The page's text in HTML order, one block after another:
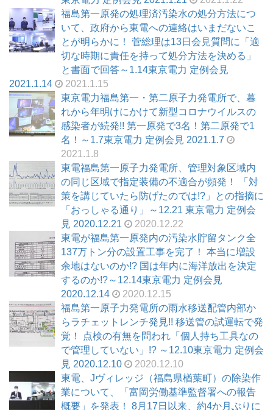
福島第一原発の処理済汚染水の処分方法につ
いて、政府から東電への連絡はいまだないこ
とが明らかに！ 菅総理は13日会見質問に「適
切な時期に責任を持って処分方法を決める」
と書面で回答～1.14東京電力 定例会見
2021.1.14
2021.1.15
東京電力福島第一・第二原子力発電所で、暮
れから年明けにかけて新型コロナウイルスの
感染者が続発!! 第一原発で3名！第二原発で1
名！～1.7東京電力 定例会見 2021.1.7
2021.1.8
東電福島第一原子力発電所、管理対象区域内
の同じ区域で指定装備の不適合が頻発！ 「対
策を講じていたら防げたのでは!?」との指摘に
「おっしゃる通り」～12.21 東京電力 定例会
見 2020.12.21
2020.12.22
東電が福島第一原発内の汚染水貯留タンク全
137万トン分の設置工事を完了！ 本当に増設
余地はないのか!? 国は年内に海洋放出を決定
するのか!?～12.14東京電力 定例会見
2020.12.14
2020.12.15
福島第一原子力発電所の雨水移送配管内部か
らラチェットレンチ発見!! 移送管の試運転で発
覚！ 点検の有無を問われ「個人持ち工具なの
で管理していない」!? ～12.10東京電力 定例会
見 2020.12.10
2020.12.10
東電、Jヴィレッジ（福島県楢葉町）の除染作
業について、「富岡労働基準監督署への報告
概要」を発表！ 8月17日以来、約4か月ぶりに